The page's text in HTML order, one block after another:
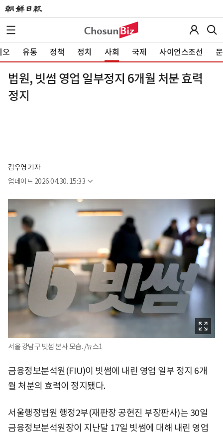
오 유통 정책 정치 사회 국제 사이언스조선
법원, 빗썸 영업 일부정지 6개월 처분 효력
정지
김우영 기자
업데이트 2026.04.30. 15:33
서울 강남구 빗썸 본사 모습. /뉴스1
금융정보분석원(FIU)이 빗썸에 내린 영업 일부 정지 6개
월 처분의 효력이 정지됐다.
서울행정법원 행정2부(재판장 공현진 부장판사)는 30일
금융정보분석원장이 지난달 17일 빗썸에 대해 내린 영업